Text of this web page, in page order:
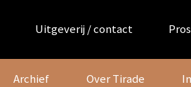
Uitgeverij / contact
Archief Over Tirade